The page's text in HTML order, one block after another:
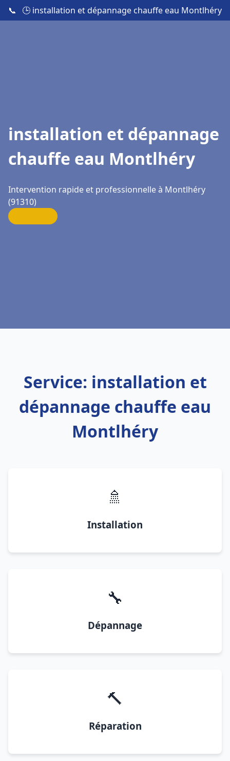
📞 🕒 installation et dépannage chauffe eau Montlhéry
installation et dépannage
chauffe eau Montlhéry
Intervention rapide et professionnelle à Montlhéry
(91310)
Service: installation et
dépannage chauffe eau
Montlhéry
🚿
Installation
🔧
Dépannage
🔨
Réparation